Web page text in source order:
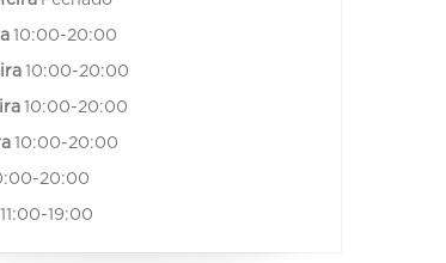
10:00-20:00
10:00-20:00
10:00-20:00
10:00-20:00
20:00
11:00-19:00